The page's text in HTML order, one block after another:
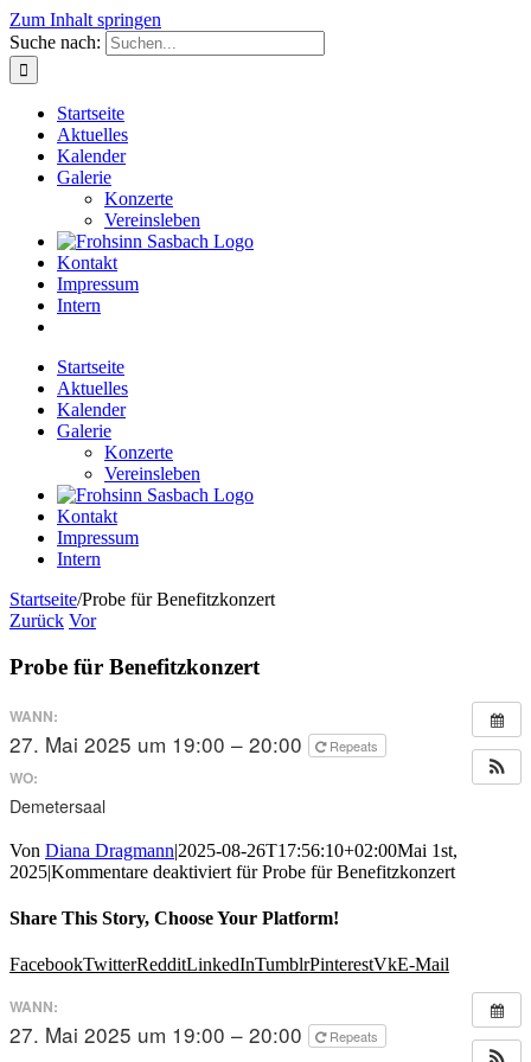
Zum Inhalt springen
Suche nach:
Startseite
Aktuelles
Kalender
Galerie
Konzerte
Vereinsleben
Kontakt
Impressum
Intern
Startseite
Aktuelles
Kalender
Galerie
Konzerte
Vereinsleben
Kontakt
Impressum
Intern
Startseite/Probe für Benefitzkonzert
Zurück Vor
Probe für Benefitzkonzert
WANN:
27. Mai 2025 um 19:00 – 20:00 Repeats
WO:
Demetersaal
Von Diana Dragmann|2025-08-26T17:56:10+02:00Mai 1st,
2025|Kommentare deaktiviert für Probe für Benefitzkonzert
Share This Story, Choose Your Platform!
FacebookTwitterRedditLinkedInTumblrPinterestVkE-Mail
WANN:
27. Mai 2025 um 19:00 – 20:00 Repeats